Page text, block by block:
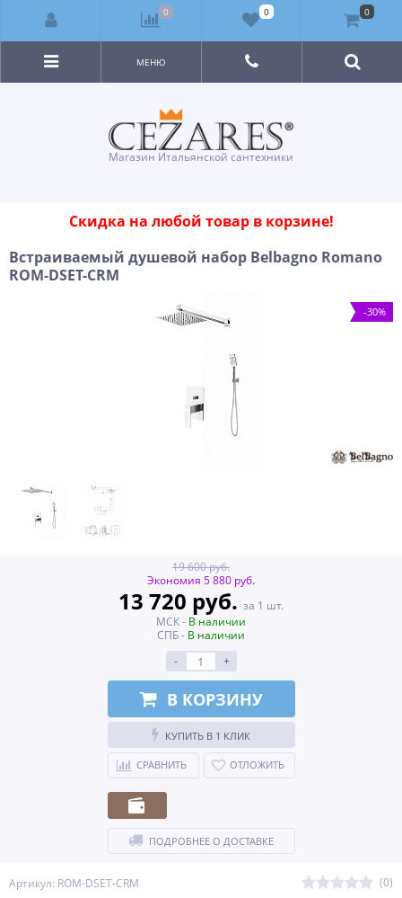
Магазин Итальянской сантехники
МЕНЮ
Скидка на любой товар в корзине!
Встраиваемый душевой набор Belbagno Romano
ROM-DSET-CRM
-30%
Артикул: ROM-DSET-CRM
(0)
19 600 руб.
Экономия 5 880 руб.
13 720 руб. за 1 шт.
МСК - В наличии
СПБ - В наличии
-
+
В КОРЗИНУ
КУПИТЬ В 1 КЛИК
СРАВНИТЬ ОТЛОЖИТЬ
ПОДРОБНЕЕ О ДОСТАВКЕ
0 0 0